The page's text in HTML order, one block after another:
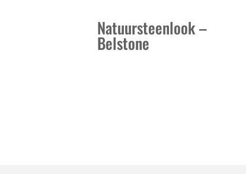
Natuursteenlook –
Belstone